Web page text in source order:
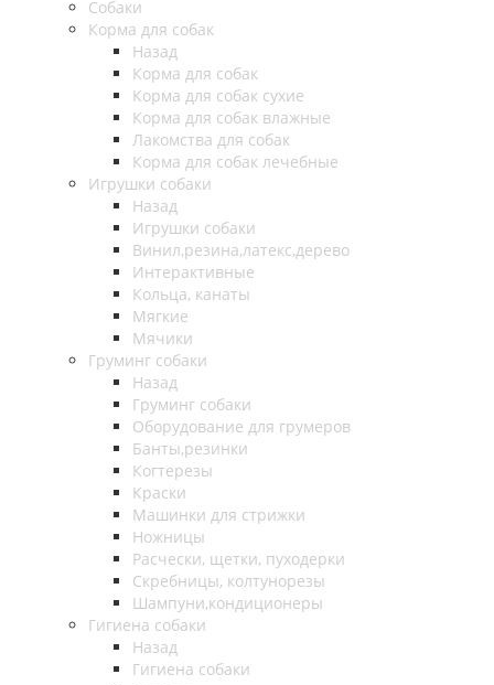
Собаки
Корма для собак
Назад
Корма для собак
Корма для собак сухие
Корма для собак влажные
Лакомства для собак
Корма для собак лечебные
Игрушки собаки
Назад
Игрушки собаки
Винил,резина,латекс,дерево
Интерактивные
Кольца, канаты
Мягкие
Мячики
Груминг собаки
Назад
Груминг собаки
Оборудование для грумеров
Банты,резинки
Когтерезы
Краски
Машинки для стрижки
Ножницы
Расчески, щетки, пуходерки
Скребницы, колтунорезы
Шампуни,кондиционеры
Гигиена собаки
Назад
Гигиена собаки